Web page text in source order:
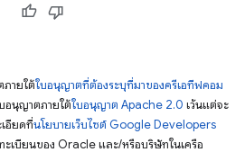
ภายใต้ใบอนุญาตที่ต้องระบุที่มาของครีเอทีฟคอม
อนุญาตภายใต้ใบอนุญาต Apache 2.0 เว้นแต่จะ
อียดที่นโยบายเว็บไซต์ Google Developers
ะเบียนของ Oracle และ/หรือบริษัทในเครือ